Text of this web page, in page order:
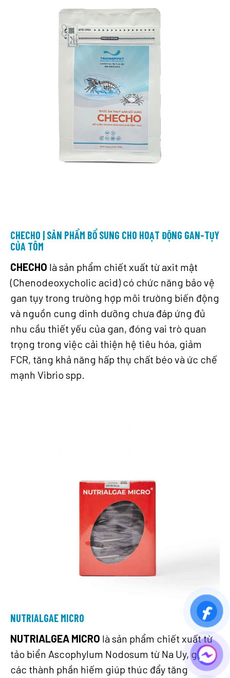
CHECHO | SẢN PHẨM BỔ SUNG CHO HOẠT ĐỘNG GAN-TỤY
CỦA TÔM
CHECHO là sản phẩm chiết xuất từ axit mật
(Chenodeoxycholic acid) có chức năng bảo vệ
gan tụy trong trường hợp môi trường biến động
và nguồn cung dinh dưỡng chưa đáp ứng đủ
nhu cầu thiết yếu của gan, đóng vai trò quan
trọng trong việc cải thiện hệ tiêu hóa, giảm
FCR, tăng khả năng hấp thụ chất béo và ức chế
mạnh Vibrio spp.
NUTRIALGAE MICRO
NUTRIALGEA MICRO là sản phẩm chiết xuất từ
tảo biển Ascophylum Nodosum từ Na Uy, gồm
các thành phần hiếm giúp thúc đẩy tăng